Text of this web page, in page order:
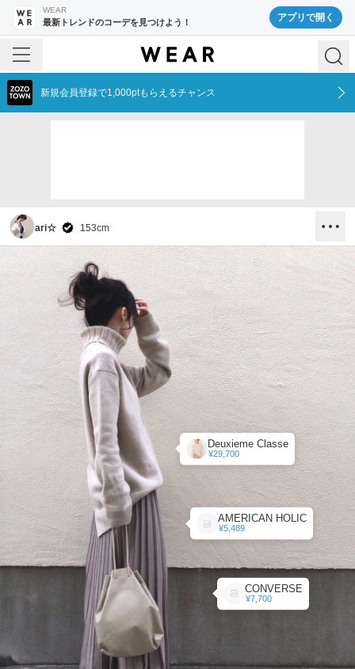
WEAR
最新トレンドのコーデを見つけよう！ アプリで開く
新規会員登録で1,000ptもらえるチャンス
ari☆ 153cm
Deuxieme Classe
¥29,700
AMERICAN HOLIC
¥5,489
CONVERSE
¥7,700